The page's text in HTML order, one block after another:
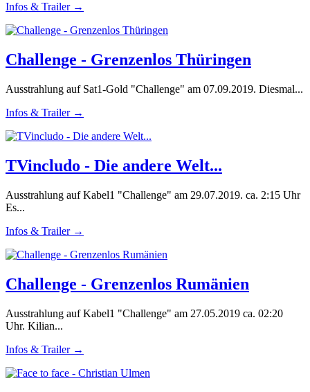
Infos & Trailer →
Challenge - Grenzenlos Thüringen
Ausstrahlung auf Sat1-Gold "Challenge" am 07.09.2019. Diesmal...
Infos & Trailer →
TVincludo - Die andere Welt...
Ausstrahlung auf Kabel1 "Challenge" am 29.07.2019. ca. 2:15 Uhr
Es...
Infos & Trailer →
Challenge - Grenzenlos Rumänien
Ausstrahlung auf Kabel1 "Challenge" am 27.05.2019 ca. 02:20
Uhr. Kilian...
Infos & Trailer →